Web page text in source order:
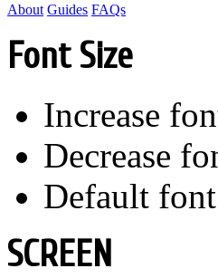
About Guides FAQs
Font Size
Increase
Decrease
Default
SCREEN